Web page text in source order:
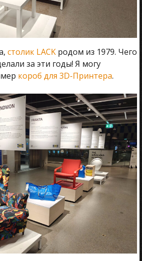
столик LACK родом из 1979. Чего
за эти годы! Я могу
короб для 3D-Принтера.